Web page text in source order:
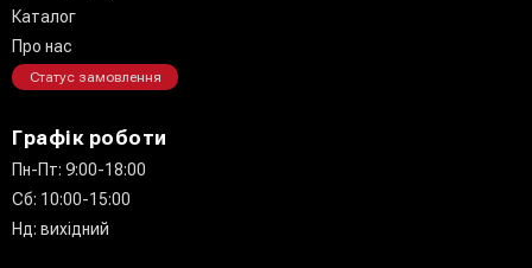
Каталог
Про нас
Статус замовлення
Графік роботи
Пн-Пт: 9:00-18:00
Сб: 10:00-15:00
Нд: вихідний